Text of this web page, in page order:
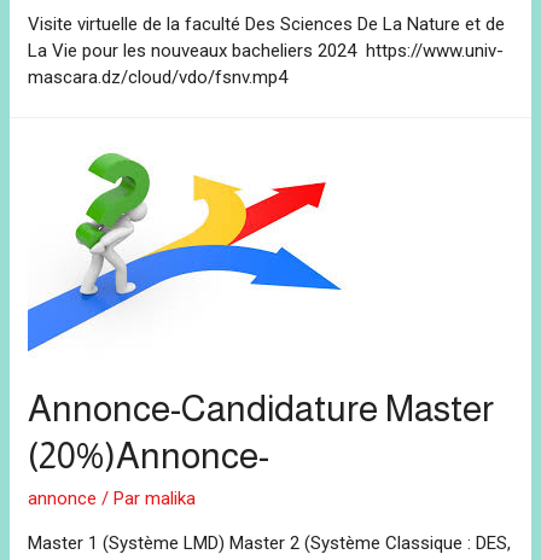
Visite virtuelle de la faculté Des Sciences De La Nature et de
La Vie pour les nouveaux bacheliers 2024 https://www.univ-
mascara.dz/cloud/vdo/fsnv.mp4
Annonce-Candidature Master
(20%)Annonce-
annonce / Parmalika
Master 1 (Système LMD) Master 2 (Système Classique : DES,